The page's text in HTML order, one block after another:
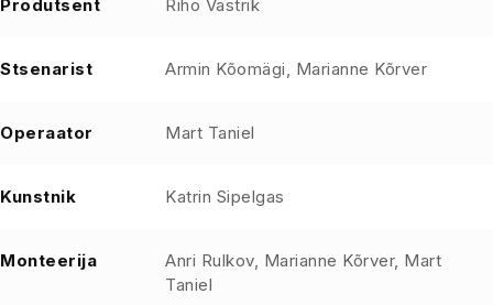
Produtsent Riho Västrik
Stsenarist Armin Kõomägi, Marianne Kõrver
Operaator Mart Taniel
Kunstnik Katrin Sipelgas
Monteerija
Anri Rulkov, Marianne Kõrver, Mart
Taniel